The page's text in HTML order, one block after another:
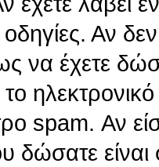
Αν
να έχετε
spam. Αν
δώσατε